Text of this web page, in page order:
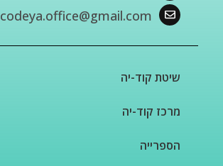
codeya.office@gmail.com
שיטת קוד-יה
מרכז קוד-יה
הספרייה